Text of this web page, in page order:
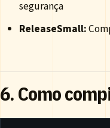
segurança
ReleaseSmall:
6. Como